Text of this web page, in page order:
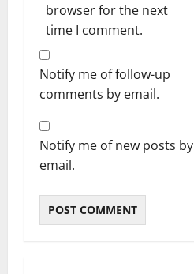
browser for the next
time I comment.
Notify me of follow-up
comments by email.
Notify me of new posts by
email.